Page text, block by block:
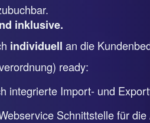
inklusive.
individuell an die
ready:
integrierte Import- und
Schnittstelle für